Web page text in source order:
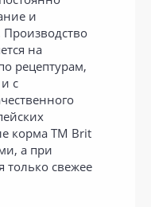
и
на
рецептурам,
с
корма ТМ Brit
а при
только свежее